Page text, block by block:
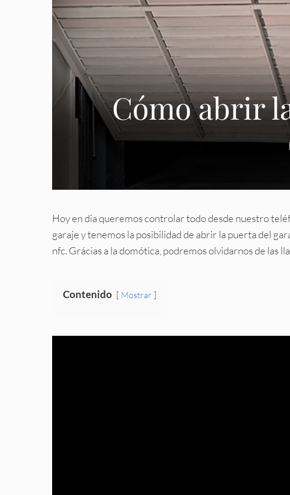
Cómo abrir
Hoy en dia queremos controlar todo desde nuestro
garaje y tenemos la posibilidad de abrir la puerta del
nfc. Grácias a la domótica, podremos olvidarnos de las
Contenido Mostrar